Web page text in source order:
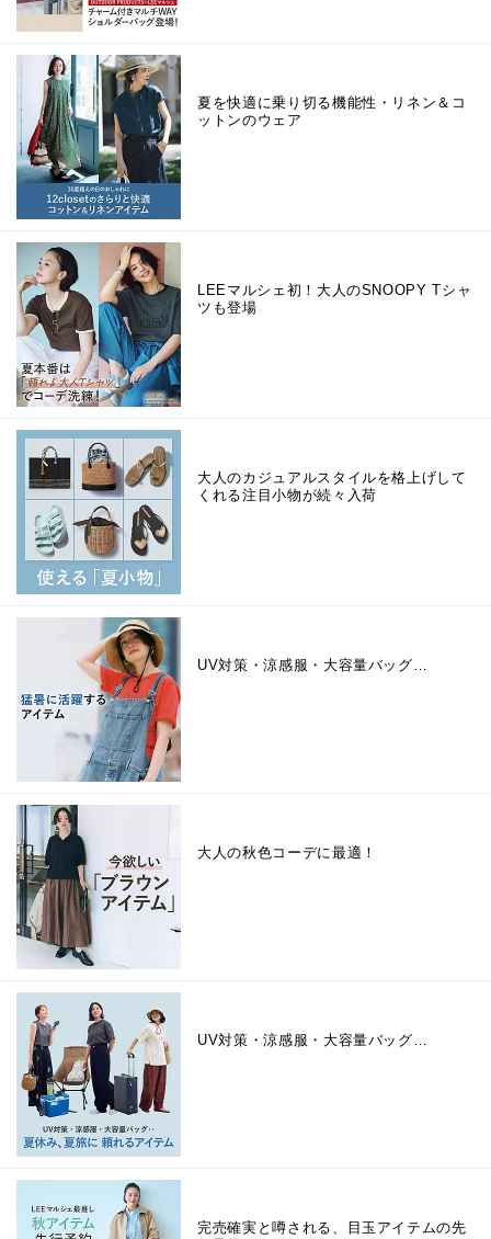
夏を快適に乗り切る機能性・リネン＆コ
ットンのウェア
LEEマルシェ初！大人のSNOOPY Tシャ
ツも登場
大人のカジュアルスタイルを格上げして
くれる注目小物が続々入荷
UV対策・涼感服・大容量バッグ…
大人の秋色コーデに最適！
UV対策・涼感服・大容量バッグ…
完売確実と噂される、目玉アイテムの先